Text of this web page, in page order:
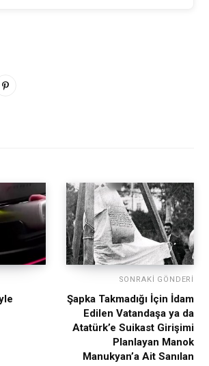
SONRAKI GÖNDERI
Şapka Takmadığı İçin İdam
Edilen Vatandaşa ya da
Atatürk’e Suikast Girişimi
Planlayan Manok
Manukyan’a Ait Sanılan